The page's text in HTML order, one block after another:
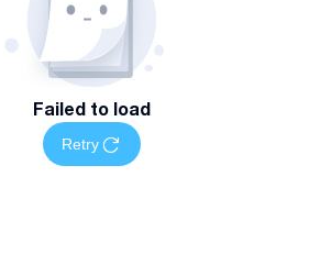
Failed to load
Retry